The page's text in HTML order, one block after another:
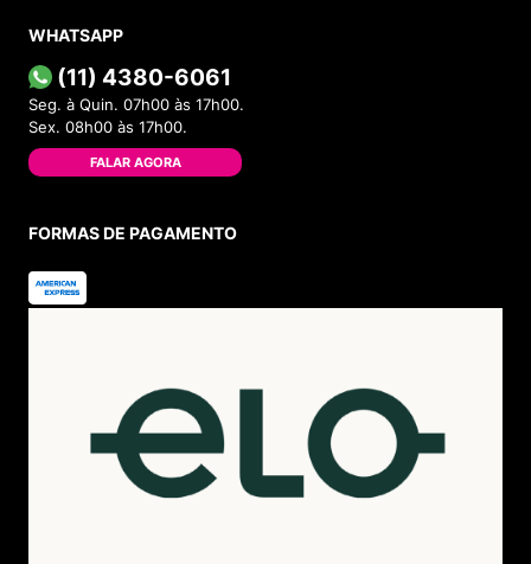
WHATSAPP
(11) 4380-6061
Seg. à Quin. 07h00 às 17h00.
Sex. 08h00 às 17h00.
FALAR AGORA
FORMAS DE PAGAMENTO